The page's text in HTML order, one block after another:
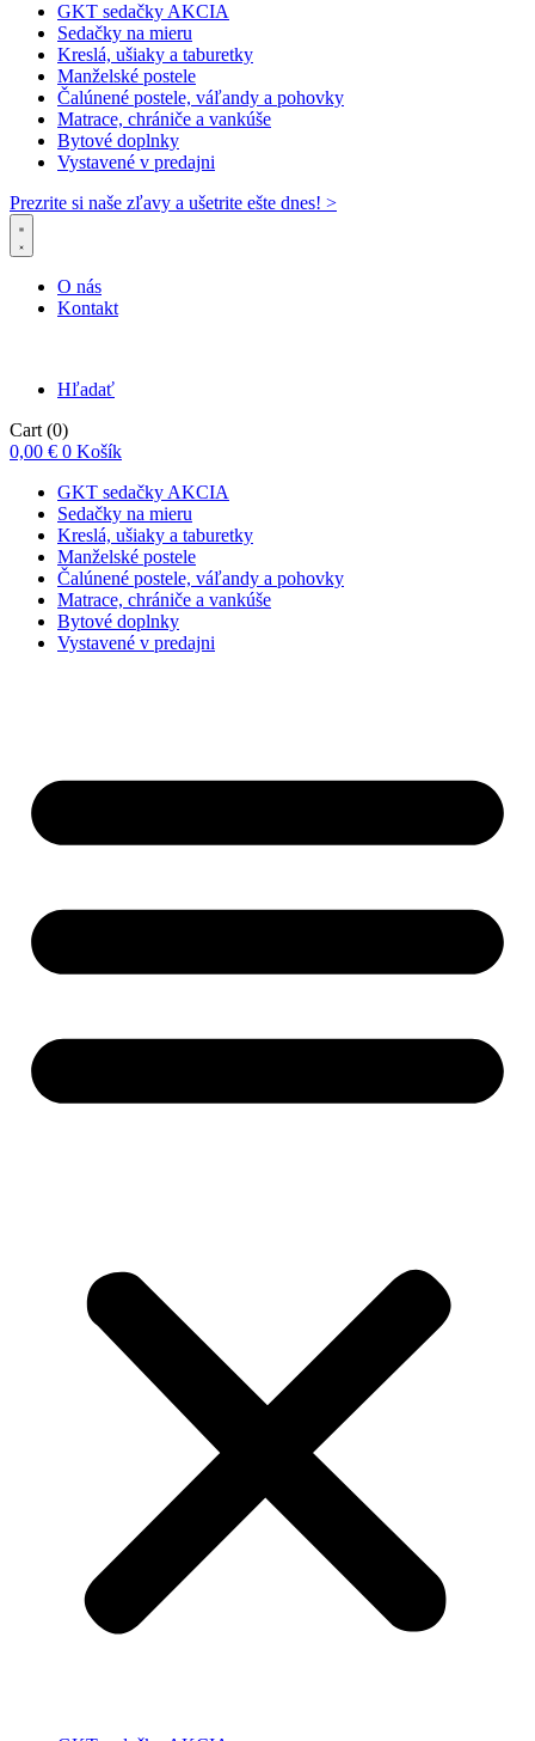
GKT sedačky AKCIA
Sedačky na mieru
Kreslá, ušiaky a taburetky
Manželské postele
Čalúnené postele, váľandy a pohovky
Matrace, chrániče a vankúše
Bytové doplnky
Vystavené v predajni
Prezrite si naše zľavy a ušetrite ešte dnes! >​
O nás
Kontakt
Hľadať
Cart (0)
0,00 € 0 Košík
GKT sedačky AKCIA
Sedačky na mieru
Kreslá, ušiaky a taburetky
Manželské postele
Čalúnené postele, váľandy a pohovky
Matrace, chrániče a vankúše
Bytové doplnky
Vystavené v predajni